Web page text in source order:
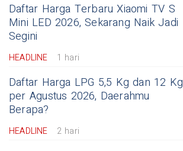
Daftar Harga Terbaru Xiaomi TV S
Mini LED 2026, Sekarang Naik Jadi
Segini
HEADLINE 1 hari
Daftar Harga LPG 5,5 Kg dan 12 Kg
per Agustus 2026, Daerahmu
Berapa?
HEADLINE 2 hari